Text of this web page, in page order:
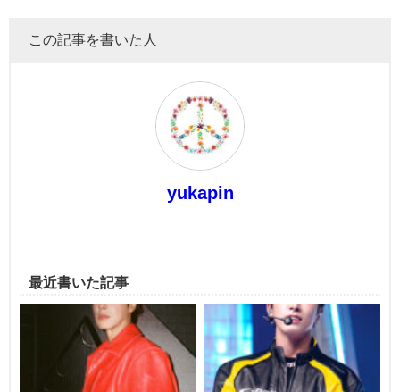
この記事を書いた人
yukapin
最近書いた記事